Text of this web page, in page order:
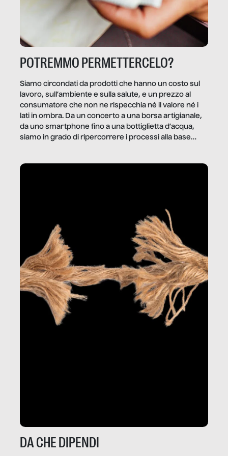
POTREMMO PERMETTERCELO?
Siamo circondati da prodotti che hanno un costo sul
lavoro, sull’ambiente e sulla salute, e un prezzo al
consumatore che non ne rispecchia né il valore né i
lati in ombra. Da un concerto a una borsa artigianale,
da uno smartphone fino a una bottiglietta d’acqua,
siamo in grado di ripercorrere i processi alla base
dietro gli oggetti e i servizi che fanno la nostra vita
DA CHE DIPENDI